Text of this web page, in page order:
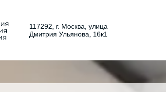
117292, г. Москва, улица
Дмитрия Ульянова, 16к1